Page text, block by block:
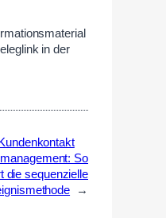
in der
So
die sequenzielle
→